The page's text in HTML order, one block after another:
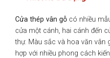
Cửa thép vân gỗ có nhiều
cửa một cánh, hai cánh đến
thự. Màu sắc và hoa văn vân
hợp với nhiều phong cách